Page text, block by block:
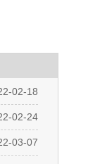
02-18
02-24
03-07